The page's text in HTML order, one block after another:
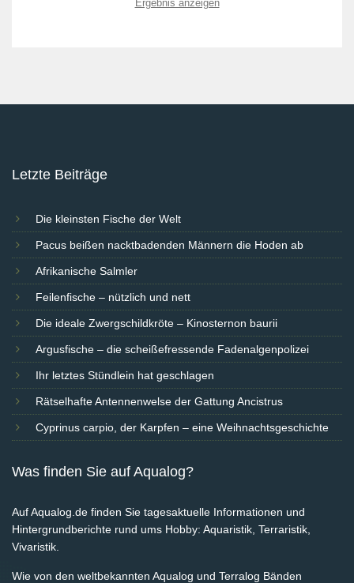
Ergebnis anzeigen
Letzte Beiträge
Die kleinsten Fische der Welt
Pacus beißen nacktbadenden Männern die Hoden ab
Afrikanische Salmler
Feilenfische – nützlich und nett
Die ideale Zwergschildkröte – Kinosternon baurii
Argusfische – die scheißefressende Fadenalgenpolizei
Ihr letztes Stündlein hat geschlagen
Rätselhafte Antennenwelse der Gattung Ancistrus
Cyprinus carpio, der Karpfen – eine Weihnachtsgeschichte
Was finden Sie auf Aqualog?
Auf Aqualog.de finden Sie tagesaktuelle Informationen und
Hintergrundberichte rund ums Hobby: Aquaristik, Terraristik,
Vivaristik.
Wie von den weltbekannten Aqualog und Terralog Bänden